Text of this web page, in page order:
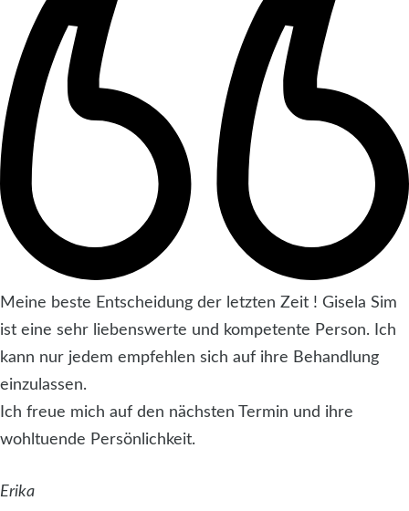
Meine beste Entscheidung der letzten Zeit ! Gisela Sim
ist eine sehr liebenswerte und kompetente Person. Ich
kann nur jedem empfehlen sich auf ihre Behandlung
einzulassen.
Ich freue mich auf den nächsten Termin und ihre
wohltuende Persönlichkeit.
Erika